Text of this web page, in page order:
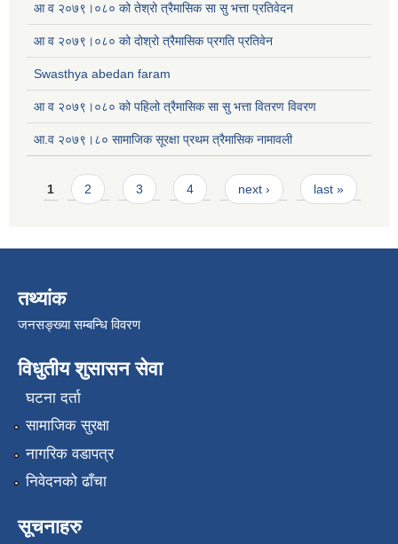
आ व २०७९।०८० को तेश्रो त्रैमासिक सा सु भत्ता प्रतिवेदन
आ व २०७९।०८० को दोश्रो त्रैमासिक प्रगति प्रतिवेन
Swasthya abedan faram
आ व २०७९।०८० को पहिलो त्रैमासिक सा सु भत्ता वितरण विवरण
आ.व २०७९।८० सामाजिक सूरक्षा प्रथम त्रैमासिक नामावली
Pages
1 2 3 4 next › last »
तथ्यांक
जनसङ्ख्या सम्बन्धि विवरण
विधुतीय शुसासन सेवा
घटना दर्ता
सामाजिक सुरक्षा
नागरिक वडापत्र
निवेदनको ढाँचा
सूचनाहरु